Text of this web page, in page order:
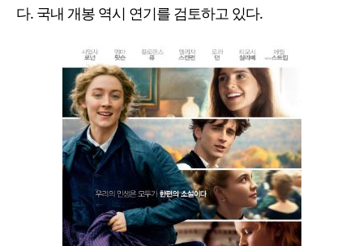
다. 국내 개봉 역시 연기를 검토하고 있다.